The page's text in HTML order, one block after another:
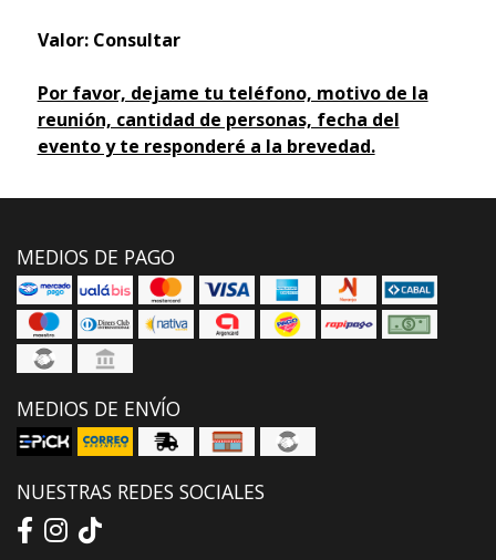
Valor: Consultar
Por favor, dejame tu teléfono, motivo de la
reunión, cantidad de personas, fecha del
evento y te responderé a la brevedad.
MEDIOS DE PAGO
MEDIOS DE ENVÍO
NUESTRAS REDES SOCIALES